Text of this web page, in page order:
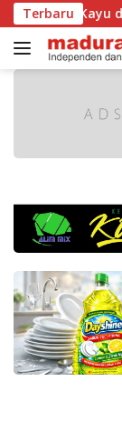
Langsung
ke
konten
TerbaruKayu di